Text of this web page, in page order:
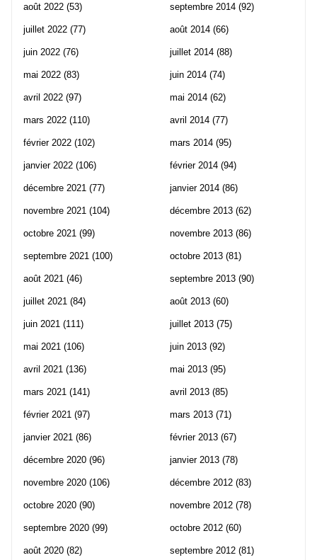
août 2022 (53)
juillet 2022 (77)
juin 2022 (76)
mai 2022 (83)
avril 2022 (97)
mars 2022 (110)
février 2022 (102)
janvier 2022 (106)
décembre 2021 (77)
novembre 2021 (104)
octobre 2021 (99)
septembre 2021 (100)
août 2021 (46)
juillet 2021 (84)
juin 2021 (111)
mai 2021 (106)
avril 2021 (136)
mars 2021 (141)
février 2021 (97)
janvier 2021 (86)
décembre 2020 (96)
novembre 2020 (106)
octobre 2020 (90)
septembre 2020 (99)
août 2020 (82)
septembre 2014 (92)
août 2014 (66)
juillet 2014 (88)
juin 2014 (74)
mai 2014 (62)
avril 2014 (77)
mars 2014 (95)
février 2014 (94)
janvier 2014 (86)
décembre 2013 (62)
novembre 2013 (86)
octobre 2013 (81)
septembre 2013 (90)
août 2013 (60)
juillet 2013 (75)
juin 2013 (92)
mai 2013 (95)
avril 2013 (85)
mars 2013 (71)
février 2013 (67)
janvier 2013 (78)
décembre 2012 (83)
novembre 2012 (78)
octobre 2012 (60)
septembre 2012 (81)